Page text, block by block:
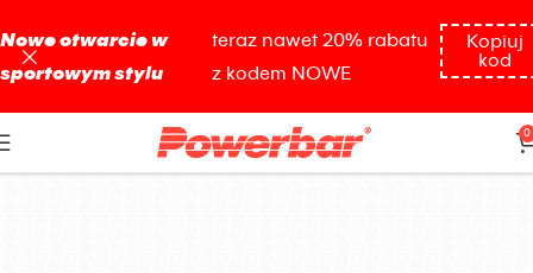
0
płyn
Nowe otwarcie w
sportowym stylu
teraz nawet 20% rabatu
z kodem NOWE
Kopiuj
kod